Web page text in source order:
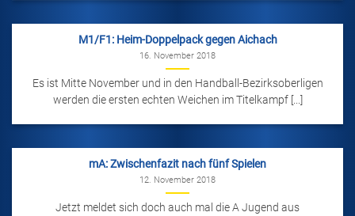
M1/F1: Heim-Doppelpack gegen Aichach
16. November 2018
Es ist Mitte November und in den Handball-Bezirksoberligen
werden die ersten echten Weichen im Titelkampf [...]
mA: Zwischenfazit nach fünf Spielen
12. November 2018
Jetzt meldet sich doch auch mal die A Jugend aus